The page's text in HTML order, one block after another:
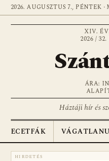
2026. AUGUSZTUS 7., PÉNTEK
XIV.
2026 /
ÁRA:
Háztáji hír és
ECETFÁK
HIRDETÉS